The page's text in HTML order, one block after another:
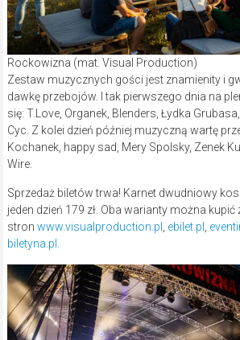
Rockowizna (mat. Visual Production)
Zestaw muzycznych gości jest znamienity i
dawkę przebojów. I tak pierwszego dnia na
się: T.Love, Organek, Blenders, Łydka
Cyc. Z kolei dzień później muzyczną wartę
Kochanek, happy sad, Mery Spolsky, Zenek
Wire.
Sprzedaż biletów trwa! Karnet dwudniowy
jeden dzień 179 zł. Oba warianty można
stron www.visualproduction.pl ebilet.pl
biletyna.pl